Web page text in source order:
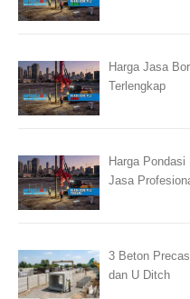
Harga Jasa
Terlengkap
Harga
Jasa
3 Beton
dan U Ditch